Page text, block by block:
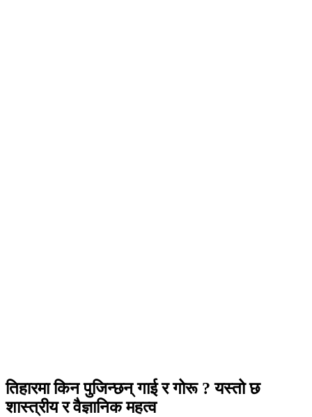
तिहारमा किन पुजिन्छन् गाई र गोरू ? यस्तो छ
शास्त्रीय र वैज्ञानिक महत्व